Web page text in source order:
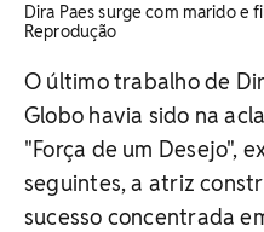
Dira Paes surge com marido e
Reprodução
O último trabalho de
Globo havia sido na
"Força de um Desejo",
seguintes, a atriz
sucesso concentrada